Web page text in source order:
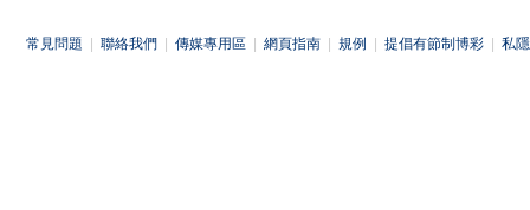
常見問題 聯絡我們 傳媒專用區 網頁指南 規例 提倡有節制博彩 私